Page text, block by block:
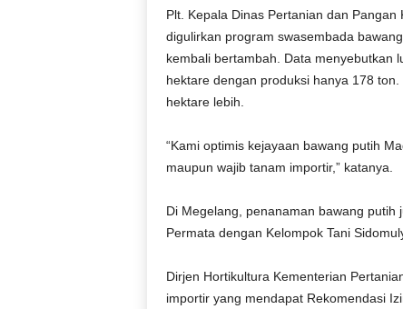
Plt. Kepala Dinas Pertanian dan
digulirkan program swasembada
kembali bertambah. Data menyebutkan
hektare dengan produksi hanya 178
hektare lebih.
“Kami optimis kejayaan bawang putih
maupun wajib tanam importir,” katanya.
Di Megelang, penanaman bawang
Permata dengan Kelompok Tani
Dirjen Hortikultura Kementerian
importir yang mendapat Rekomendasi